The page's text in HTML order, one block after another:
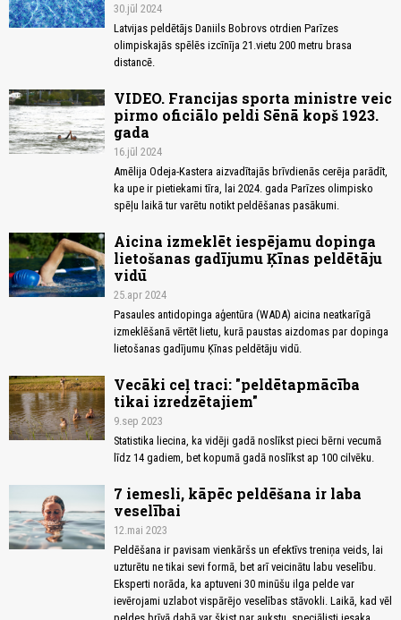
30.jūl 2024
Latvijas peldētājs Daniils Bobrovs otrdien Parīzes
olimpiskajās spēlēs izcīnīja 21.vietu 200 metru brasa
distancē.
VIDEO. Francijas sporta ministre veic
pirmo oficiālo peldi Sēnā kopš 1923.
gada
16.jūl 2024
Amēlija Odeja-Kastera aizvadītajās brīvdienās cerēja parādīt,
ka upe ir pietiekami tīra, lai 2024. gada Parīzes olimpisko
spēļu laikā tur varētu notikt peldēšanas pasākumi.
Aicina izmeklēt iespējamu dopinga
lietošanas gadījumu Ķīnas peldētāju
vidū
25.apr 2024
Pasaules antidopinga aģentūra (WADA) aicina neatkarīgā
izmeklēšanā vērtēt lietu, kurā paustas aizdomas par dopinga
lietošanas gadījumu Ķīnas peldētāju vidū.
Vecāki ceļ traci: "peldētapmācība
tikai izredzētajiem"
9.sep 2023
Statistika liecina, ka vidēji gadā noslīkst pieci bērni vecumā
līdz 14 gadiem, bet kopumā gadā noslīkst ap 100 cilvēku.
7 iemesli, kāpēc peldēšana ir laba
veselībai
12.mai 2023
Peldēšana ir pavisam vienkāršs un efektīvs treniņa veids, lai
uzturētu ne tikai sevi formā, bet arī veicinātu labu veselību.
Eksperti norāda, ka aptuveni 30 minūšu ilga pelde var
ievērojami uzlabot vispārējo veselības stāvokli. Laikā, kad vēl